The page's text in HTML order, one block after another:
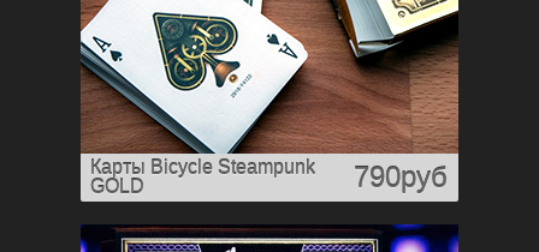
Карты Bicycle Steampunk
GOLD
790руб